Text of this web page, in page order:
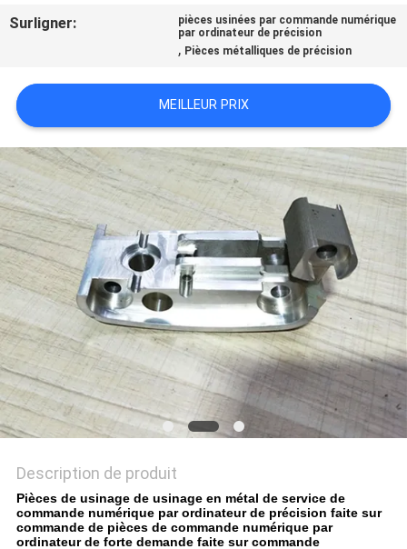
NOUS
NOUVELLES
LES
AFFAIRES
PLAN
DU
SITE
PRIVACY
POLICY
Surligner:
pièces usinées par commande numérique
par ordinateur de précision
, Pièces métalliques de précision
MEILLEUR PRIX
Description de produit
Pièces de usinage de usinage en métal de service de
commande numérique par ordinateur de précision faite sur
commande de pièces de commande numérique par
ordinateur de forte demande faite sur commande